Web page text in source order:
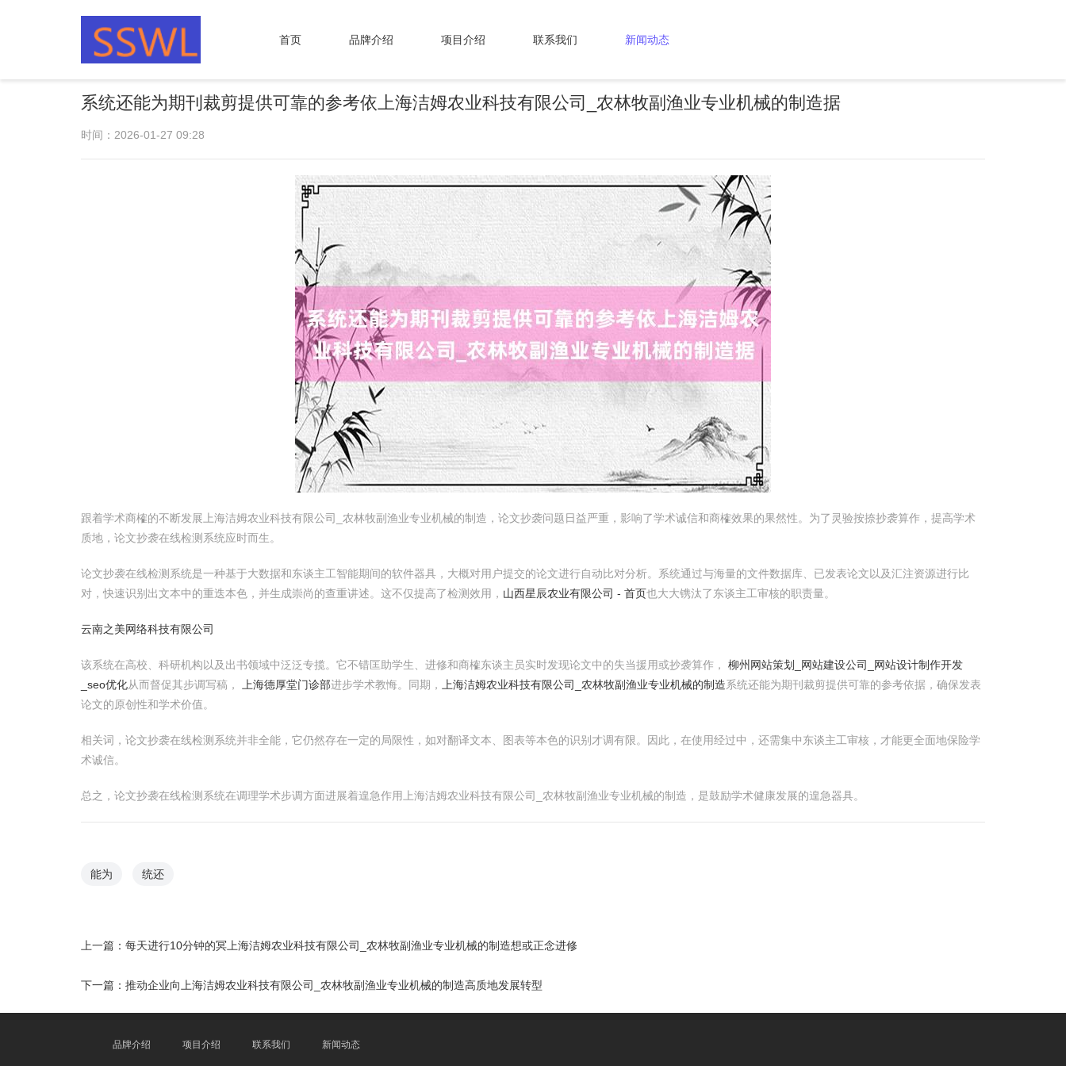
首页 品牌介绍 项目介绍 联系我们 新闻动态
系统还能为期刊裁剪提供可靠的参考依上海洁姆农业科技有限公司_农林牧副渔业专业机械的制造据
时间：2026-01-27 09:28
跟着学术商榷的不断发展上海洁姆农业科技有限公司_农林牧副渔业专业机械的制造，论文抄袭问题日益严重，影响了学术诚信和商榷效果的果然性。为了灵验按捺抄袭算作，提高学术
质地，论文抄袭在线检测系统应时而生。
论文抄袭在线检测系统是一种基于大数据和东谈主工智能期间的软件器具，大概对用户提交的论文进行自动比对分析。系统通过与海量的文件数据库、已发表论文以及汇注资源进行比
对，快速识别出文本中的重迭本色，并生成崇尚的查重讲述。这不仅提高了检测效用， 山西星辰农业有限公司 - 首页也大大镌汰了东谈主工审核的职责量。
云南之美网络科技有限公司
该系统在高校、科研机构以及出书领域中泛泛专揽。它不错匡助学生、进修和商榷东谈主员实时发现论文中的失当援用或抄袭算作， 柳州网站策划_网站建设公司_网站设计制作开发
_seo优化从而督促其步调写稿， 上海德厚堂门诊部进步学术教悔。同期， 上海洁姆农业科技有限公司_农林牧副渔业专业机械的制造系统还能为期刊裁剪提供可靠的参考依据，确保发表
论文的原创性和学术价值。
相关词，论文抄袭在线检测系统并非全能，它仍然存在一定的局限性，如对翻译文本、图表等本色的识别才调有限。因此，在使用经过中，还需集中东谈主工审核，才能更全面地保险学
术诚信。
总之，论文抄袭在线检测系统在调理学术步调方面进展着遑急作用上海洁姆农业科技有限公司_农林牧副渔业专业机械的制造，是鼓励学术健康发展的遑急器具。
能为 统还
上一篇： 每天进行10分钟的冥上海洁姆农业科技有限公司_农林牧副渔业专业机械的制造想或正念进修
下一篇： 推动企业向上海洁姆农业科技有限公司_农林牧副渔业专业机械的制造高质地发展转型
品牌介绍 项目介绍 联系我们 新闻动态